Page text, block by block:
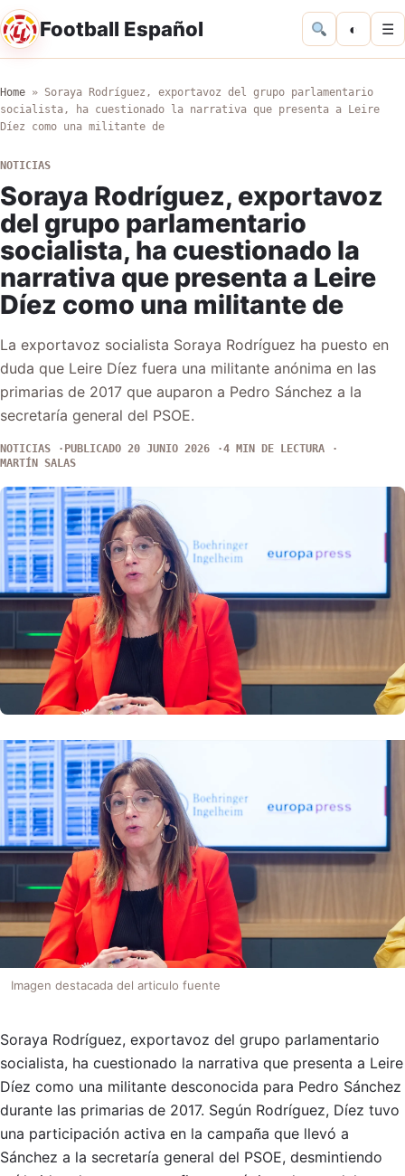
Football Español ◐ ☰
Home » Soraya Rodríguez, exportavoz del grupo parlamentario
socialista, ha cuestionado la narrativa que presenta a Leire
Díez como una militante de
NOTICIAS
Soraya Rodríguez, exportavoz
del grupo parlamentario
socialista, ha cuestionado la
narrativa que presenta a Leire
Díez como una militante de
La exportavoz socialista Soraya Rodríguez ha puesto en
duda que Leire Díez fuera una militante anónima en las
primarias de 2017 que auparon a Pedro Sánchez a la
secretaría general del PSOE.
NOTICIAS PUBLICADO 20 JUNIO 2026
4 MIN DE LECTURA
MARTÍN SALAS
Imagen destacada del articulo fuente
Soraya Rodríguez, exportavoz del grupo parlamentario
socialista, ha cuestionado la narrativa que presenta a Leire
Díez como una militante desconocida para Pedro Sánchez
durante las primarias de 2017. Según Rodríguez, Díez tuvo
una participación activa en la campaña que llevó a
Sánchez a la secretaría general del PSOE, desmintiendo